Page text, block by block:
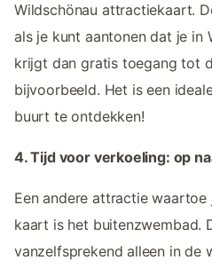
Wildschönau attractiekaart.
als je kunt aantonen dat je in
krijgt dan gratis toegang tot
bijvoorbeeld. Het is een
buurt te ontdekken!
4. Tijd voor verkoeling: op
Een andere attractie
kaart is het buitenzwembad.
vanzelfsprekend alleen in de